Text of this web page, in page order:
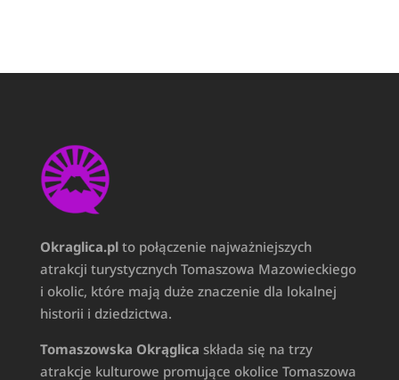
Okraglica.plto połączenie najważniejszych
atrakcji turystycznych Tomaszowa Mazowieckiego
i okolic, które mają duże znaczenie dla lokalnej
historii i dziedzictwa.
Tomaszowska Okrąglica składa się na trzy
atrakcje kulturowe promujące okolice Tomaszowa